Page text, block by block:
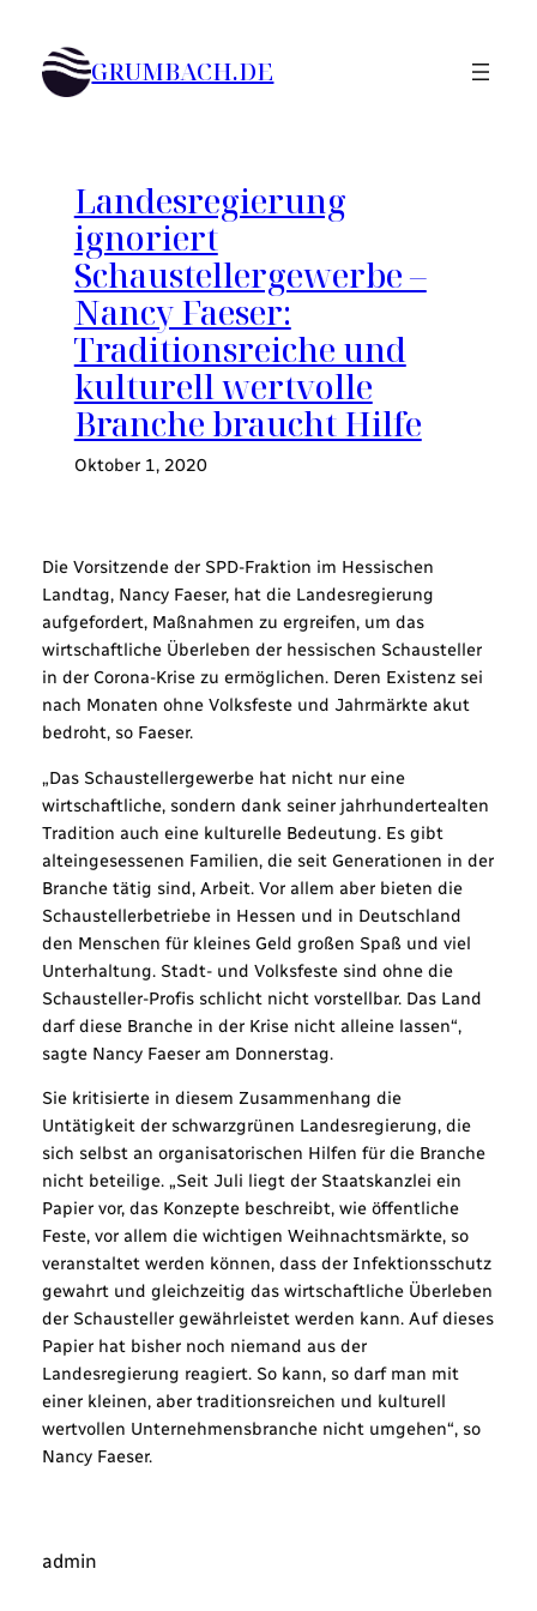
Inhalt
springen GRUMBACH.DE
Landesregierung
ignoriert
Schaustellergewerbe –
Nancy Faeser:
Traditionsreiche und
kulturell wertvolle
Branche braucht Hilfe
Oktober 1, 2020
Die Vorsitzende der SPD-Fraktion im Hessischen
Landtag, Nancy Faeser, hat die Landesregierung
aufgefordert, Maßnahmen zu ergreifen, um das
wirtschaftliche Überleben der hessischen Schausteller
in der Corona-Krise zu ermöglichen. Deren Existenz sei
nach Monaten ohne Volksfeste und Jahrmärkte akut
bedroht, so Faeser.
„Das Schaustellergewerbe hat nicht nur eine
wirtschaftliche, sondern dank seiner jahrhundertealten
Tradition auch eine kulturelle Bedeutung. Es gibt
alteingesessenen Familien, die seit Generationen in der
Branche tätig sind, Arbeit. Vor allem aber bieten die
Schaustellerbetriebe in Hessen und in Deutschland
den Menschen für kleines Geld großen Spaß und viel
Unterhaltung. Stadt- und Volksfeste sind ohne die
Schausteller-Profis schlicht nicht vorstellbar. Das Land
darf diese Branche in der Krise nicht alleine lassen“,
sagte Nancy Faeser am Donnerstag.
Sie kritisierte in diesem Zusammenhang die
Untätigkeit der schwarzgrünen Landesregierung, die
sich selbst an organisatorischen Hilfen für die Branche
nicht beteilige. „Seit Juli liegt der Staatskanzlei ein
Papier vor, das Konzepte beschreibt, wie öffentliche
Feste, vor allem die wichtigen Weihnachtsmärkte, so
veranstaltet werden können, dass der Infektionsschutz
gewahrt und gleichzeitig das wirtschaftliche Überleben
der Schausteller gewährleistet werden kann. Auf dieses
Papier hat bisher noch niemand aus der
Landesregierung reagiert. So kann, so darf man mit
einer kleinen, aber traditionsreichen und kulturell
wertvollen Unternehmensbranche nicht umgehen“, so
Nancy Faeser.
admin